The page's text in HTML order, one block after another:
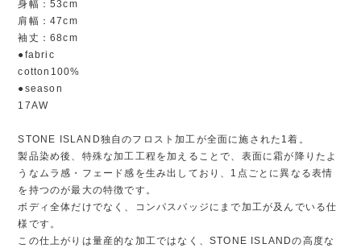
身幅：53cm
肩幅：47cm
袖丈：68cm
●fabric
cotton100%
●season
17AW
STONE ISLAND独自のフロスト加工が全面に施された1着。
製品染め後、特殊な加工工程を加えることで、表面に霜が降りたよ
うなムラ感・フェード感を生み出しており、1点ごとに異なる表情
を持つのが最大の特徴です。
ボディ全体だけでなく、コンパスバッジにまで加工が及んでいる仕
様です。
この仕上がりは量産的な加工ではなく、STONE ISLANDの高度な